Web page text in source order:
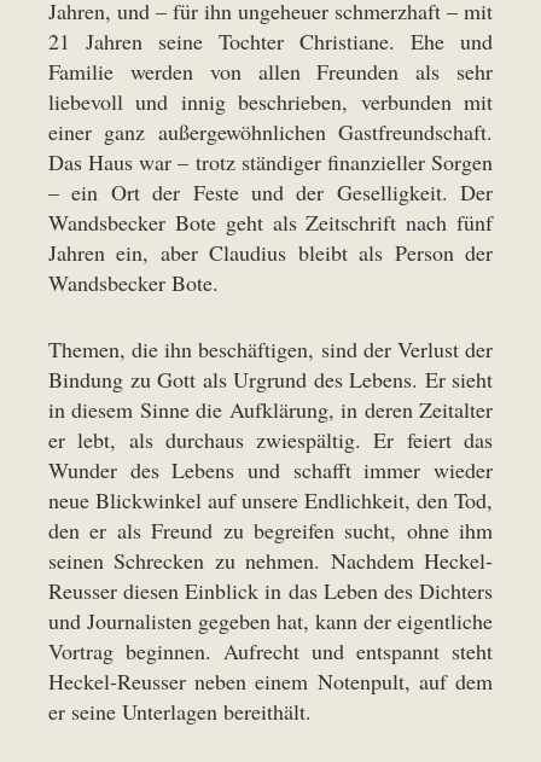
Jahren, und – für ihn ungeheuer schmerzhaft – mit
21 Jahren seine Tochter Christiane. Ehe und
Familie werden von allen Freunden als sehr
liebevoll und innig beschrieben, verbunden mit
einer ganz außergewöhnlichen Gastfreundschaft.
Das Haus war – trotz ständiger finanzieller Sorgen
– ein Ort der Feste und der Geselligkeit. Der
Wandsbecker Bote geht als Zeitschrift nach fünf
Jahren ein, aber Claudius bleibt als Person der
Wandsbecker Bote.
Themen, die ihn beschäftigen, sind der Verlust der
Bindung zu Gott als Urgrund des Lebens. Er sieht
in diesem Sinne die Aufklärung, in deren Zeitalter
er lebt, als durchaus zwiespältig. Er feiert das
Wunder des Lebens und schafft immer wieder
neue Blickwinkel auf unsere Endlichkeit, den Tod,
den er als Freund zu begreifen sucht, ohne ihm
seinen Schrecken zu nehmen. Nachdem Heckel-
Reusser diesen Einblick in das Leben des Dichters
und Journalisten gegeben hat, kann der eigentliche
Vortrag beginnen. Aufrecht und entspannt steht
Heckel-Reusser neben einem Notenpult, auf dem
er seine Unterlagen bereithält.